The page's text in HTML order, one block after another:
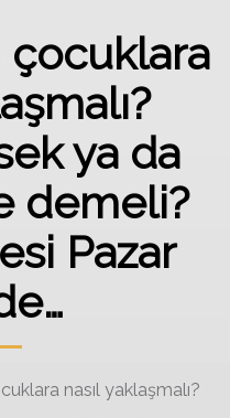
çocuklara
ya da
demeli?
Pazar
nasıl yaklaşmalı?